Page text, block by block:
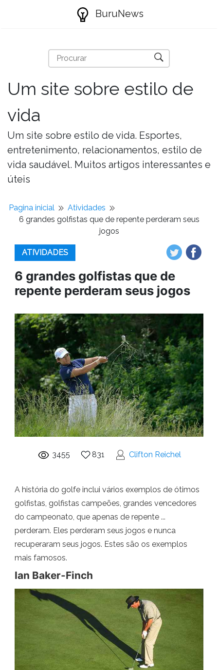
BuruNews
Um site sobre estilo de
vida
Um site sobre estilo de vida. Esportes,
entretenimento, relacionamentos, estilo de
vida saudável. Muitos artigos interessantes e
úteis
Pagina inicial
Atividades
6 grandes golfistas que de repente perderam seus
jogos
ATIVIDADES
6 grandes golfistas que de
repente perderam seus jogos
3455 831 Clifton Reichel
A história do golfe inclui vários exemplos de ótimos
golfistas, golfistas campeões, grandes vencedores
do campeonato, que apenas de repente ...
perderam. Eles perderam seus jogos e nunca
recuperaram seus jogos. Estes são os exemplos
mais famosos.
Ian Baker-Finch